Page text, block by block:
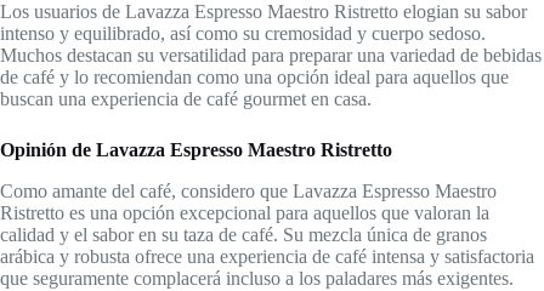
Los usuarios de Lavazza Espresso Maestro Ristretto elogian su sabor
intenso y equilibrado, así como su cremosidad y cuerpo sedoso.
Muchos destacan su versatilidad para preparar una variedad de bebidas
de café y lo recomiendan como una opción ideal para aquellos que
buscan una experiencia de café gourmet en casa.
Opinión de Lavazza Espresso Maestro Ristretto
Como amante del café, considero que Lavazza Espresso Maestro
Ristretto es una opción excepcional para aquellos que valoran la
calidad y el sabor en su taza de café. Su mezcla única de granos
arábica y robusta ofrece una experiencia de café intensa y satisfactoria
que seguramente complacerá incluso a los paladares más exigentes.